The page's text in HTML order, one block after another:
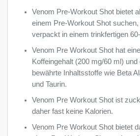
Venom Pre-Workout Shot bietet
einem Pre-Workout Shot
verpackt in einem trinkfertigen
Venom Pre Workout Shot hat
Koffeingehalt (200 mg/60 ml)
bewährte Inhaltsstoffe wie Beta
und Taurin.
Venom Pre Workout Shot ist
daher fast keine Kalorien.
Venom Pre Workout Shot bietet